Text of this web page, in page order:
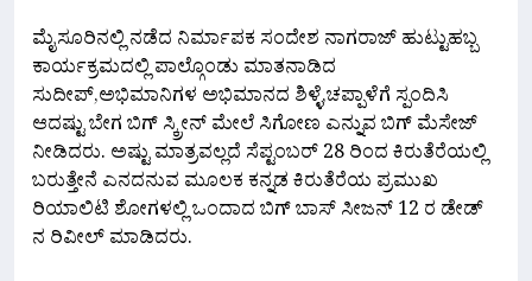
ಮೈಸೂರಿನಲ್ಲಿ ನಡೆದ ನಿರ್ಮಾಪಕ ಸಂದೇಶ ನಾಗರಾಜ್ ಹುಟ್ಟುಹಬ್ಬ
ಕಾರ್ಯಕ್ರಮದಲ್ಲಿ ಪಾಲ್ಗೊಂಡು ಮಾತನಾಡಿದ
ಸುದೀಪ್,ಅಭಿಮಾನಿಗಳ ಅಭಿಮಾನದ ಶಿಳ್ಳೆ,ಚಪ್ಪಾಳೆಗೆ ಸ್ಪಂದಿಸಿ
ಆದಷ್ಟು ಬೇಗ ಬಿಗ್ ಸ್ಕ್ರೀನ್ ಮೇಲೆ ಸಿಗೋಣ ಎನ್ನುವ ಬಿಗ್ ಮೆಸೇಜ್
ನೀಡಿದರು. ಅಷ್ಟು ಮಾತ್ರವಲ್ಲದೆ ಸೆಪ್ಟಂಬರ್ 28 ರಿಂದ ಕಿರುತೆರೆಯಲ್ಲಿ
ಬರುತ್ತೇನೆ ಎನದನುವ ಮೂಲಕ ಕನ್ನಡ ಕಿರುತೆರೆಯ ಪ್ರಮುಖ
ರಿಯಾಲಿಟಿ ಶೋಗಳಲ್ಲಿ ಒಂದಾದ ಬಿಗ್ ಬಾಸ್ ಸೀಜನ್ 12 ರ ಡೇಡ್
ನ ರಿವೀಲ್ ಮಾಡಿದರು.